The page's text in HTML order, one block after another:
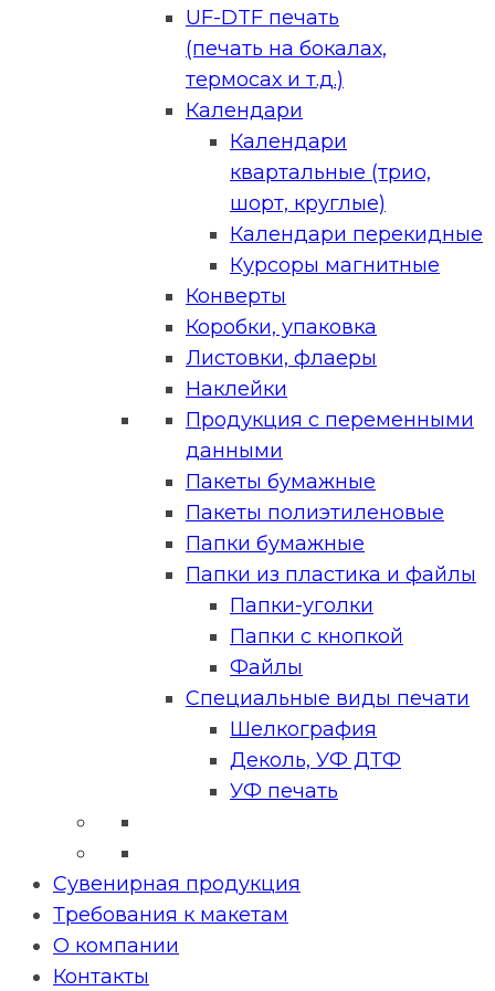
UF-DTF печать
(печать на бокалах,
термосах и т.д.)
Календари
Календари
квартальные (трио,
шорт, круглые)
Календари перекидные
Курсоры магнитные
Конверты
Коробки, упаковка
Листовки, флаеры
Наклейки
Продукция с переменными
данными
Пакеты бумажные
Пакеты полиэтиленовые
Папки бумажные
Папки из пластика и файлы
Папки-уголки
Папки с кнопкой
Файлы
Специальные виды печати
Шелкография
Деколь, УФ ДТФ
УФ печать
Сувенирная продукция
Требования к макетам
О компании
Контакты